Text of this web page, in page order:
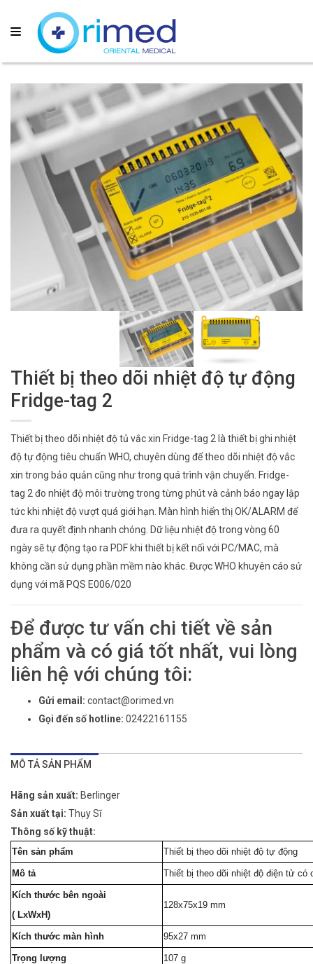
Thiết bị theo dõi nhiệt độ tự động
Fridge-tag 2
Thiết bị theo dõi nhiệt độ tủ vắc xin Fridge-tag 2 là thiết bị ghi nhiệt
độ tự động tiêu chuẩn WHO, chuyên dùng để theo dõi nhiệt độ vắc
xin trong bảo quản cũng như trong quá trình vận chuyển. Fridge-
tag 2 đo nhiệt độ môi trường trong từng phút và cảnh báo ngay lập
tức khi nhiệt độ vượt quá giới hạn. Màn hình hiển thị OK/ALARM để
đưa ra quyết định nhanh chóng. Dữ liệu nhiệt độ trong vòng 60
ngày sẽ tự động tạo ra PDF khi thiết bị kết nối với PC/MAC, mà
không cần sử dụng phần mềm nào khác. Được WHO khuyên cáo sử
dụng với mã PQS E006/020
Để được tư vấn chi tiết về sản
phẩm và có giá tốt nhất, vui lòng
liên hệ với chúng tôi:
Gửi email: contact@orimed.vn
Gọi đến số hotline: 02422161155
MÔ TẢ SẢN PHẨM
Hãng sản xuất: Berlinger
Sản xuất tại: Thụy Sĩ
Thông số kỹ thuật:
Tên sản phẩm Thiết bị theo dõi nhiệt độ tự động
Mô tả Thiết bị theo dõi nhiệt độ điện tử có
Kích thước bên ngoài
( LxWxH)
128x75x19 mm
Kích thước màn hình 95x27 mm
Trọng lượng 107 g